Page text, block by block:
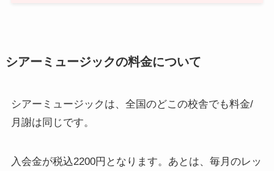
シアーミュージックの料金について
シアーミュージックは、全国のどこの校舎でも料金/
月謝は同じです。
入会金が税込2200円となります。あとは、毎月のレッ